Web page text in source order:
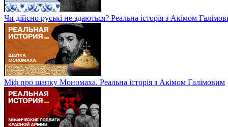
Чи дійсно руські не здаються? Реальна історія з Акімом
Міф про шапку Мономаха. Реальна історія з Акімом Галімовим